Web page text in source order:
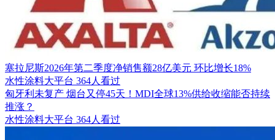
塞拉尼斯2026年第二季度净销售额28亿美元 环比增长18%
水性涂料大平台 364人看过
匈牙利未复产 烟台又停45天！MDI全球13%供给收缩能否持续
推涨？
水性涂料大平台 364人看过